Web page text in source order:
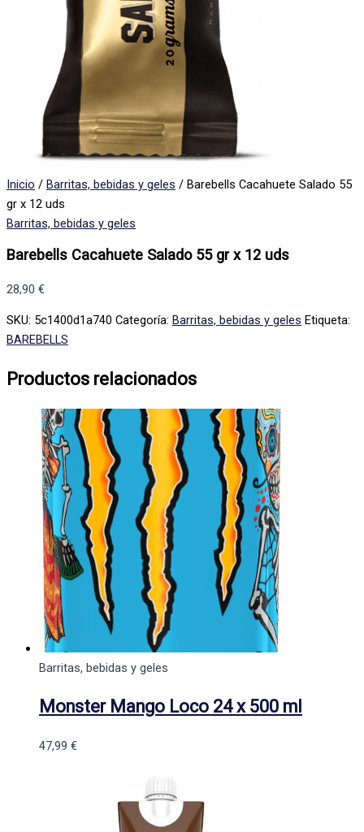
Inicio / Barritas, bebidas y geles / Barebells Cacahuete Salado 55
gr x 12 uds
Barritas, bebidas y geles
Barebells Cacahuete Salado 55 gr x 12 uds
28,90 €
SKU: 5c1400d1a740 Categoría: Barritas, bebidas y geles Etiqueta:
BAREBELLS
Productos relacionados
Barritas, bebidas y geles
Monster Mango Loco 24 x 500 ml
47,99 €